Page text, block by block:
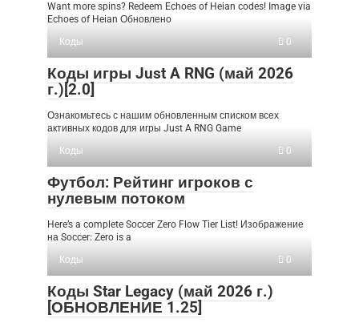
Want more spins? Redeem Echoes of Heian codes! Image via
Echoes of Heian Обновлено
Коды
0
Коды игры Just A RNG (май 2026
г.)[2.0]
Ознакомьтесь с нашим обновленным списком всех
активных кодов для игры Just A RNG Game
Коды
0
Футбол: Рейтинг игроков с
нулевым потоком
Here’s a complete Soccer Zero Flow Tier List! Изображение
на Soccer: Zero is a
Коды
0
Коды Star Legacy (май 2026 г.)
[ОБНОВЛЕНИЕ 1.25]